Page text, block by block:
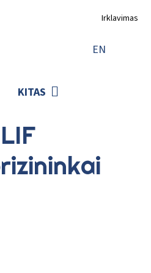
Irklavimas
EN
KITAS